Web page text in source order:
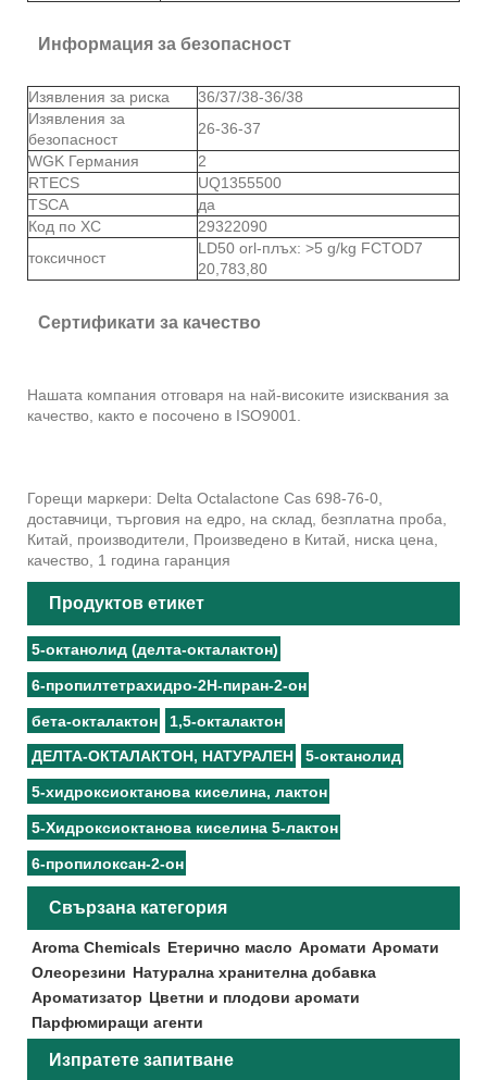
Информация за безопасност
Изявления за риска
36/37/38-36/38
Изявления за
безопасност
26-36-37
WGK Германия
2
RTECS
UQ1355500
TSCA
да
Код по ХС
29322090
токсичност
LD50 orl-плъх: >5 g/kg FCTOD7
20,783,80
Сертификати за качество
Нашата компания отговаря на най-високите изисквания за
качество, както е посочено в ISO9001.
Горещи маркери: Delta Octalactone Cas 698-76-0,
доставчици, търговия на едро, на склад, безплатна проба,
Китай, производители, Произведено в Китай, ниска цена,
качество, 1 година гаранция
Продуктов етикет
5-октанолид (делта-окталактон)
6-пропилтетрахидро-2Н-пиран-2-он
бета-окталактон 1,5-окталактон
ДЕЛТА-ОКТАЛАКТОН, НАТУРАЛЕН 5-октанолид
5-хидроксиоктанова киселина, лактон
5-Хидроксиоктанова киселина 5-лактон
6-пропилоксан-2-он
Свързана категория
Aroma Chemicals Етерично масло Аромати Аромати
Олеорезини Натурална хранителна добавка
Ароматизатор Цветни и плодови аромати
Парфюмиращи агенти
Изпратете запитване